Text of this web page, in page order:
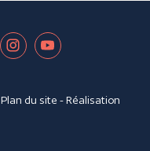
Plan du site - Réalisation